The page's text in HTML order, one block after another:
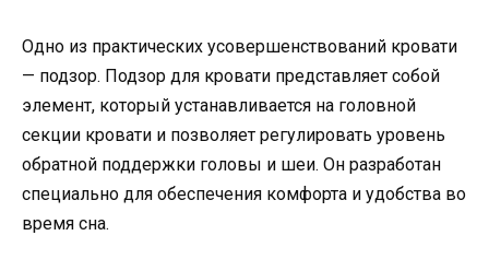
Одно из практических усовершенствований кровати
— подзор. Подзор для кровати представляет собой
элемент, который устанавливается на головной
секции кровати и позволяет регулировать уровень
обратной поддержки головы и шеи. Он разработан
специально для обеспечения комфорта и удобства во
время сна.